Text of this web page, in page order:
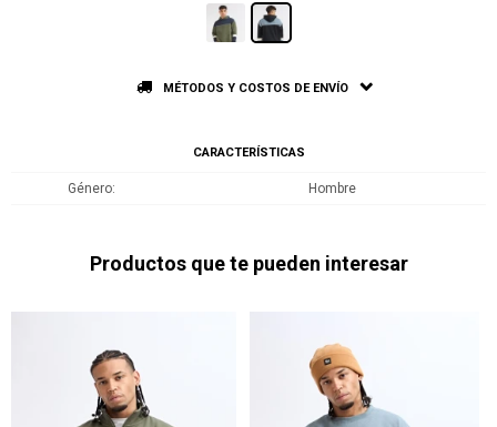
MÉTODOS Y COSTOS DE ENVÍO
CARACTERÍSTICAS
Género Hombre
Productos que te pueden interesar